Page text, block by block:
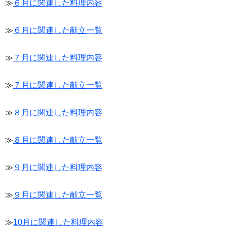
≫ ６月に関連した料理内容
≫ ６月に関連した献立一覧
≫ ７月に関連した料理内容
≫ ７月に関連した献立一覧
≫ ８月に関連した料理内容
≫ ８月に関連した献立一覧
≫ ９月に関連した料理内容
≫ ９月に関連した献立一覧
≫10月に関連した料理内容